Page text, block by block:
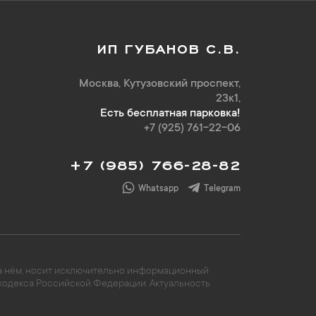
ИП ГУБАНОВ С.В.
Москва, Кутузовский проспект,
23к1,
Есть бесплатная парковка!
+7 (925) 761-22-06
+7 (985) 766-28-82
Whatsapp Telegram
нём, носит исключительно информационный
Российской Федерации. Актуальность